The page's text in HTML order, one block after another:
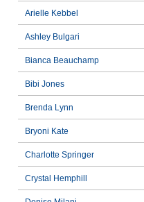
Arielle Kebbel
Ashley Bulgari
Bianca Beauchamp
Bibi Jones
Brenda Lynn
Bryoni Kate
Charlotte Springer
Crystal Hemphill